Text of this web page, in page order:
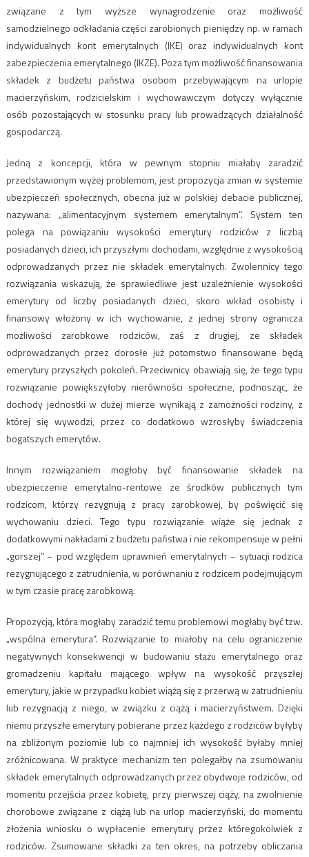
związane z tym wyższe wynagrodzenie oraz możliwość
samodzielnego odkładania części zarobionych pieniędzy np. w ramach
indywidualnych kont emerytalnych (IKE) oraz indywidualnych kont
zabezpieczenia emerytalnego (IKZE). Poza tym możliwość finansowania
składek z budżetu państwa osobom przebywającym na urlopie
macierzyńskim, rodzicielskim i wychowawczym dotyczy wyłącznie
osób pozostających w stosunku pracy lub prowadzących działalność
gospodarczą.
Jedną z koncepcji, która w pewnym stopniu miałaby zaradzić
przedstawionym wyżej problemom, jest propozycja zmian w systemie
ubezpieczeń społecznych, obecna już w polskiej debacie publicznej,
nazywana: „alimentacyjnym systemem emerytalnym”. System ten
polega na powiązaniu wysokości emerytury rodziców z liczbą
posiadanych dzieci, ich przyszłymi dochodami, względnie z wysokością
odprowadzanych przez nie składek emerytalnych. Zwolennicy tego
rozwiązania wskazują, że sprawiedliwe jest uzależnienie wysokości
emerytury od liczby posiadanych dzieci, skoro wkład osobisty i
finansowy włożony w ich wychowanie, z jednej strony ogranicza
możliwości zarobkowe rodziców, zaś z drugiej, ze składek
odprowadzanych przez dorosłe już potomstwo finansowane będą
emerytury przyszłych pokoleń. Przeciwnicy obawiają się, że tego typu
rozwiązanie powiększyłoby nierówności społeczne, podnosząc, że
dochody jednostki w dużej mierze wynikają z zamożności rodziny, z
której się wywodzi, przez co dodatkowo wzrosłyby świadczenia
bogatszych emerytów.
Innym rozwiązaniem mogłoby być finansowanie składek na
ubezpieczenie emerytalno-rentowe ze środków publicznych tym
rodzicom, którzy rezygnują z pracy zarobkowej, by poświęcić się
wychowaniu dzieci. Tego typu rozwiązanie wiąże się jednak z
dodatkowymi nakładami z budżetu państwa i nie rekompensuje w pełni
„gorszej” – pod względem uprawnień emerytalnych – sytuacji rodzica
rezygnującego z zatrudnienia, w porównaniu z rodzicem podejmującym
w tym czasie pracę zarobkową.
Propozycją, która mogłaby zaradzić temu problemowi mogłaby być tzw.
„wspólna emerytura”. Rozwiązanie to miałoby na celu ograniczenie
negatywnych konsekwencji w budowaniu stażu emerytalnego oraz
gromadzeniu kapitału mającego wpływ na wysokość przyszłej
emerytury, jakie w przypadku kobiet wiążą się z przerwą w zatrudnieniu
lub rezygnacją z niego, w związku z ciążą i macierzyństwem. Dzięki
niemu przyszłe emerytury pobierane przez każdego z rodziców byłyby
na zbliżonym poziomie lub co najmniej ich wysokość byłaby mniej
zróżnicowana. W praktyce mechanizm ten polegałby na zsumowaniu
składek emerytalnych odprowadzanych przez obydwoje rodziców, od
momentu przejścia przez kobietę, przy pierwszej ciąży, na zwolnienie
chorobowe związane z ciążą lub na urlop macierzyński, do momentu
złożenia wniosku o wypłacenie emerytury przez któregokolwiek z
rodziców. Zsumowane składki za ten okres, na potrzeby obliczania